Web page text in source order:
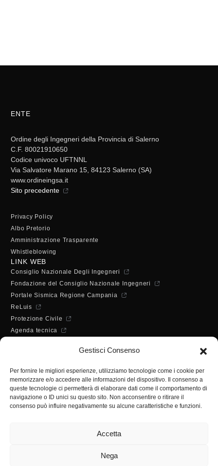
Gestisci Consenso
Per fornire le migliori esperienze, utilizziamo tecnologie come i cookie per
memorizzare e/o accedere alle informazioni del dispositivo. Il consenso a
queste tecnologie ci permetterà di elaborare dati come il comportamento di
navigazione o ID unici su questo sito. Non acconsentire o ritirare il
consenso può influire negativamente su alcune caratteristiche e funzioni.
Accetta
Nega
ENTE
Ordine degli Ingegneri della Provincia di Salerno
C.F. 80021910650
Codice univoco UFTNNL
Via Salvatore Marano 15, 84123 Salerno (SA)
www.ordineingsa.it
Sito precedente
Privacy Policy
Albo Pretorio
Amministrazione Trasparente
Whistleblowing
LINK WEB
Consiglio Nazionale Degli Ingegneri
Fondazione del Consiglio Nazionale Ingegneri
Portale Sismica Regione Campania
ReLuis
Protezione Civile
Agenda tecnica
ORARI DI APERTURA
10:00 - 12:00
Martedì - Giovedì:
10:00 - 12:00 / 14:30 - 16:30
SEGRETERIA
segreteria.ordine@ordingsa.it